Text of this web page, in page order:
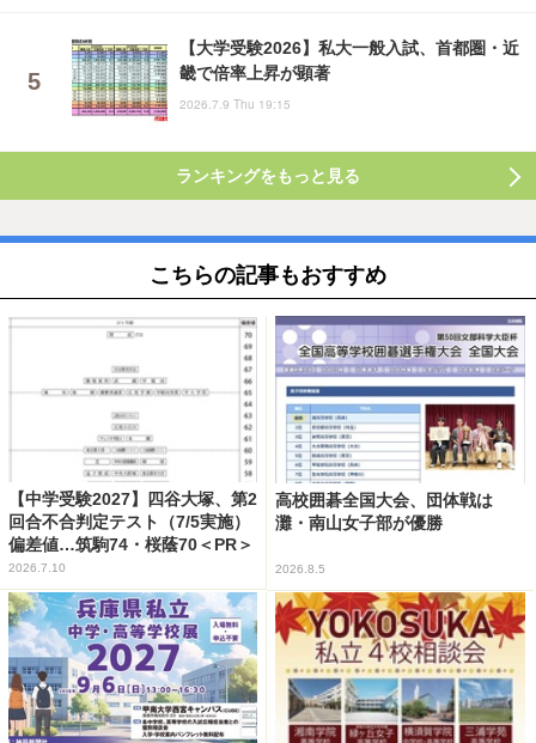
【大学受験2026】私大一般入試、首都圏・近
畿で倍率上昇が顕著
2026.7.9 Thu 19:15
ランキングをもっと見る
こちらの記事もおすすめ
【中学受験2027】四谷大塚、第2
回合不合判定テスト（7/5実施）
偏差値…筑駒74・桜蔭70＜PR＞
2026.7.10
高校囲碁全国大会、団体戦は
灘・南山女子部が優勝
2026.8.5